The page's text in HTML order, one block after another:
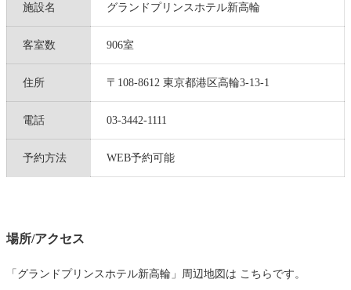
施設名 グランドプリンスホテル新高輪
客室数 906室
住所 〒108-8612 東京都港区高輪3-13-1
電話 03-3442-1111
予約方法 WEB予約可能
場所/アクセス
「グランドプリンスホテル新高輪」周辺地図は こちらです。